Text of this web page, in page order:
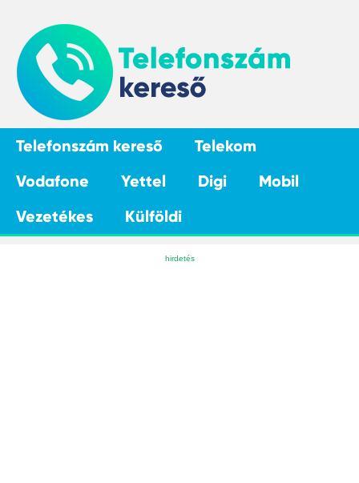
Telefonszám kereső
Telekom
Vodafone
Yettel Digi
Mobil
Vezetékes
Külföldi